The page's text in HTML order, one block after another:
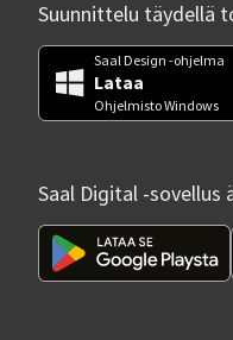
Suunnittelu täydellä
Saal Design -ohjelma
Lataa
Ohjelmisto Windows
Saal Digital -sovellus